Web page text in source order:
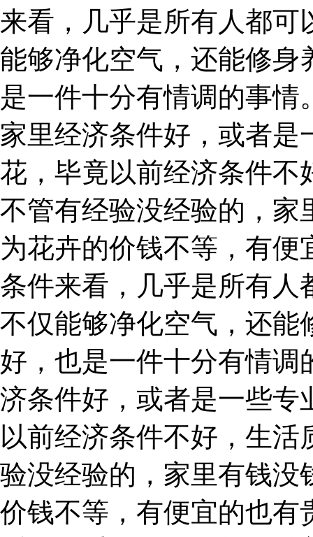
来看，几乎是所有人都可
能够净化空气，还能修身
是一件十分有情调的事情
家里经济条件好，或者
花，毕竟以前经济条件不
不管有经验没经验的，家
为花卉的价钱不等，有
条件来看，几乎是所有人
不仅能够净化空气，还能
好，也是一件十分有情调
济条件好，或者是一些专
以前经济条件不好，生
验没经验的，家里有钱没
价钱不等，有便宜的也有